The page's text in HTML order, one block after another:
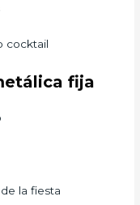
cocktail
fija
la fiesta